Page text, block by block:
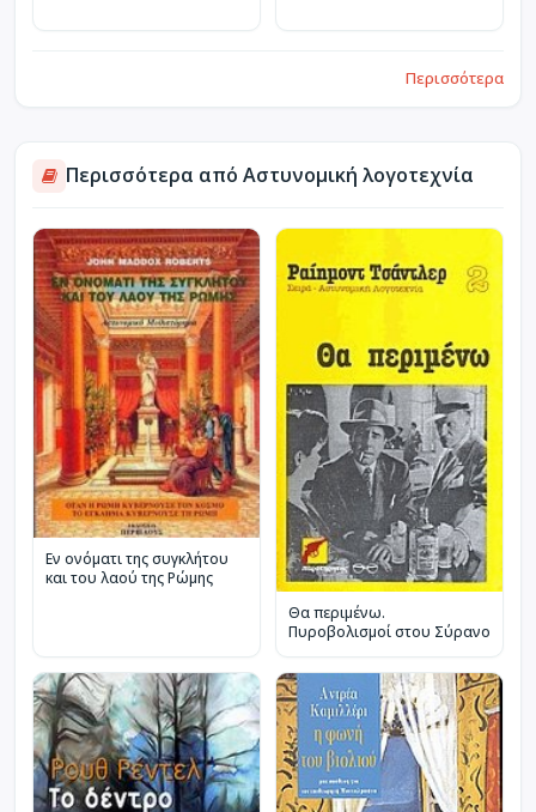
Περισσότερα
Περισσότερα από Αστυνομική λογοτεχνία
Εν ονόματι της συγκλήτου
και του λαού της Ρώμης
Θα περιμένω.
Πυροβολισμοί στου Σύρανο